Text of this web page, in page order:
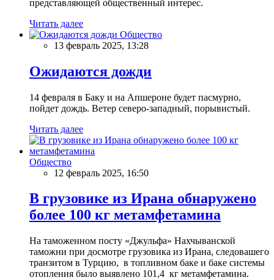
представляющей общественный интерес.
Читать далее
Общество
13 февраль 2025, 13:28
Ожидаются дожди
14 февраля в Баку и на Апшероне будет пасмурно,
пойдет дождь. Ветер северо-западный, порывистый.
Читать далее
Общество
12 февраль 2025, 16:50
В грузовике из Ирана обнаружено
более 100 кг метамфетамина
На таможенном посту «Джульфа» Нахчыванской
таможни при досмотре грузовика из Ирана, следовашего
транзитом в Турцию, в топливном баке и баке системы
отопления было выявлено 101,4 кг метамфетамина.